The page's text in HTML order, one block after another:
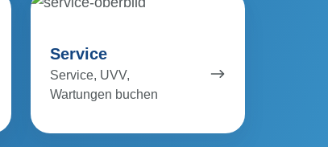
Service
Service, UVV,
Wartungen buchen